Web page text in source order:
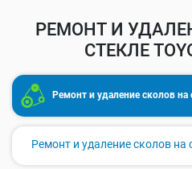
РЕМОНТ И
СТЕКЛЕ
Ремонт и удаление сколов на
Ремонт и удаление сколов на